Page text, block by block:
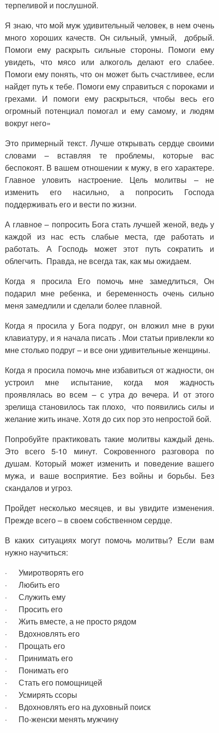
терпеливой и послушной.
Я знаю, что мой муж удивительный человек, в нем очень
много хороших качеств. Он сильный, умный, добрый.
Помоги ему раскрыть сильные стороны. Помоги ему
увидеть, что мясо или алкоголь делают его слабее.
Помоги ему понять, что он может быть счастливее, если
найдет путь к тебе. Помоги ему справиться с пороками и
грехами. И помоги ему раскрыться, чтобы весь его
огромный потенциал помогал и ему самому, и людям
вокруг него»
Это примерный текст. Лучше открывать сердце своими
словами – вставляя те проблемы, которые вас
беспокоят. В вашем отношении к мужу, в его характере.
Главное уловить настроение. Цель молитвы – не
изменить его насильно, а попросить Господа
поддерживать его и вести по жизни.
А главное – попросить Бога стать лучшей женой, ведь у
каждой из нас есть слабые места, где работать и
работать. А Господь может этот путь сократить и
облегчить. Правда, не всегда так, как мы ожидаем.
Когда я просила Его помочь мне замедлиться, Он
подарил мне ребенка, и беременность очень сильно
меня замедлили и сделали более плавной.
Когда я просила у Бога подруг, он вложил мне в руки
клавиатуру, и я начала писать . Мои статьи привлекли ко
мне столько подруг – и все они удивительные женщины.
Когда я просила помочь мне избавиться от жадности, он
устроил мне испытание, когда моя жадность
проявлялась во всем – с утра до вечера. И от этого
зрелища становилось так плохо, что появились силы и
желание жить иначе. Хотя до сих пор это непростой бой.
Попробуйте практиковать такие молитвы каждый день.
Это всего 5-10 минут. Сокровенного разговора по
душам. Который может изменить и поведение вашего
мужа, и ваше восприятие. Без войны и борьбы. Без
скандалов и угроз.
Пройдет несколько месяцев, и вы увидите изменения.
Прежде всего – в своем собственном сердце.
В каких ситуациях могут помочь молитвы? Если вам
нужно научиться:
· Умиротворять его
· Любить его
· Служить ему
· Просить его
· Жить вместе, а не просто рядом
· Вдохновлять его
· Прощать его
· Принимать его
· Понимать его
· Стать его помощницей
· Усмирять ссоры
· Вдохновлять его на духовный поиск
· По-женски менять мужчину